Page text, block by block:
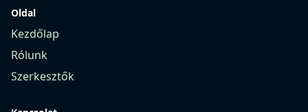
Oldal
Kezdőlap
Rólunk
Szerkesztők